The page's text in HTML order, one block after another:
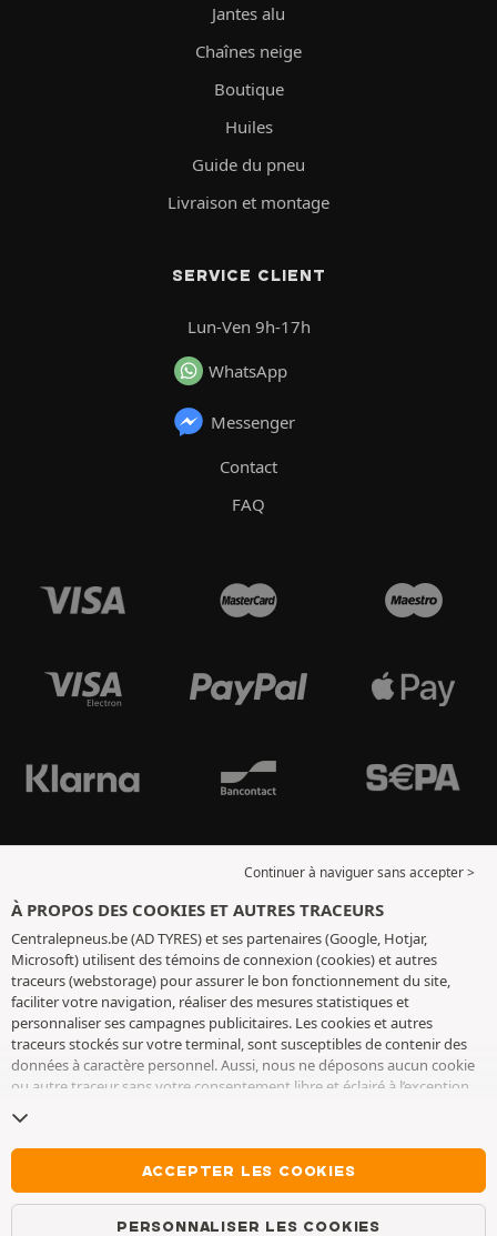
Jantes alu
Chaînes neige
Boutique
Huiles
Guide du pneu
Livraison et montage
SERVICE CLIENT
Lun-Ven 9h-17h
WhatsApp
Messenger
Contact
FAQ
Continuer à naviguer sans accepter >
À PROPOS DES COOKIES ET AUTRES TRACEURS
Centralepneus.be (AD TYRES) et ses partenaires (Google, Hotjar,
Microsoft) utilisent des témoins de connexion (cookies) et autres
traceurs (webstorage) pour assurer le bon fonctionnement du site,
faciliter votre navigation, réaliser des mesures statistiques et
personnaliser ses campagnes publicitaires. Les cookies et autres
traceurs stockés sur votre terminal, sont susceptibles de contenir des
données à caractère personnel. Aussi, nous ne déposons aucun cookie
ou autre traceur sans votre consentement libre et éclairé à l’exception
conservons votre choix pendant 6 mois. Vous pouvez retirer votre
consentement à tout moment en vous rendant sur lapage cookies et
. Vous pouvez choisir de continuer à naviguer sans
accepter le dépôt de cookies ou autres traceurs. Le refus ne fait pas
obstacle à l’accès aux services AD TYRES. Pour plus d’informations, nous
ACCEPTER LES COOKIES
PERSONNALISER LES COOKIES